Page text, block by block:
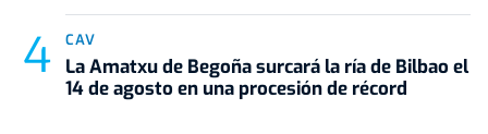
CAV
La Amatxu de Begoña surcará la ría de Bilbao el
14 de agosto en una procesión de récord